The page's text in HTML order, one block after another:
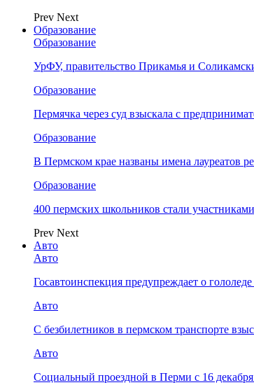
Prev Next
Образование
Образование
УрФУ, правительство Прикамья и
Образование
Пермячка через суд взыскала с
Образование
В Пермском крае названы имена лауреатов
Образование
400 пермских школьников стали
Prev Next
Авто
Авто
Госавтоинспекция предупреждает о
Авто
С безбилетников в пермском транспорте
Авто
Социальный проездной в Перми с 16